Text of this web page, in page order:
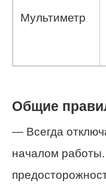
Мультиметр
Общие
— Всегда
началом